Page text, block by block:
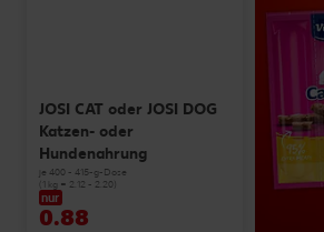
JOSI CAT oder JOSI DOG
Katzen- oder
Hundenahrung
je 400 - 415-g-Dose
(1 kg = 2.12 - 2.20)
nur
0.88